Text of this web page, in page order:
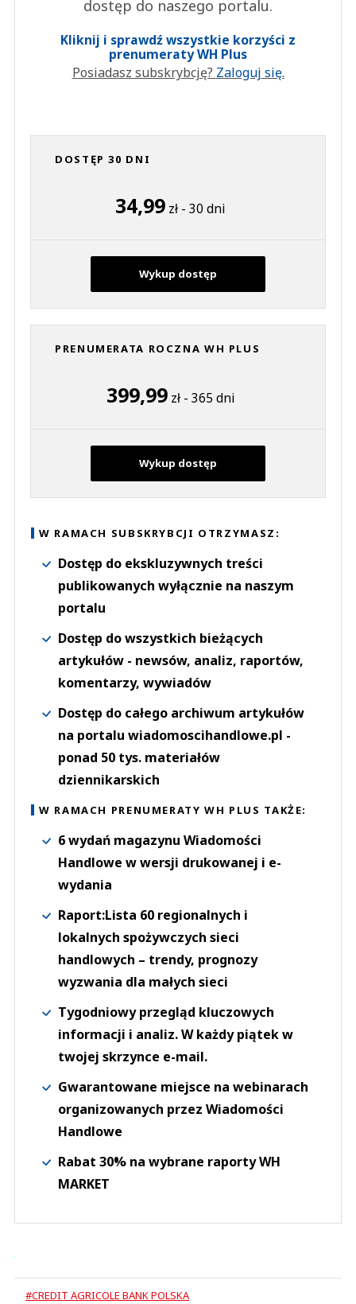
dostęp do naszego portalu.
Kliknij i sprawdź wszystkie korzyści z
prenumeraty WH Plus
Posiadasz subskrybcję? Zaloguj się.
DOSTĘP 30 DNI
34,99 zł - 30 dni
Wykup dostęp
PRENUMERATA ROCZNA WH PLUS
399,99zł - 365 dni
Wykup dostęp
W RAMACH SUBSKRYBCJI OTRZYMASZ:
Dostęp do ekskluzywnych treści
publikowanych wyłącznie na naszym
portalu
Dostęp do wszystkich bieżących
artykułów - newsów, analiz, raportów,
komentarzy, wywiadów
Dostęp do całego archiwum artykułów
na portalu wiadomoscihandlowe.pl -
ponad 50 tys. materiałów
dziennikarskich
W RAMACH PRENUMERATY WH PLUS TAKŻE:
6 wydań magazynu Wiadomości
Handlowe w wersji drukowanej i e-
wydania
Raport:Lista 60 regionalnych i
lokalnych spożywczych sieci
handlowych – trendy, prognozy
wyzwania dla małych sieci
Tygodniowy przegląd kluczowych
informacji i analiz. W każdy piątek w
twojej skrzynce e-mail.
Gwarantowane miejsce na webinarach
organizowanych przez Wiadomości
Handlowe
Rabat 30% na wybrane raporty WH
MARKET
#CREDIT AGRICOLE BANK POLSKA